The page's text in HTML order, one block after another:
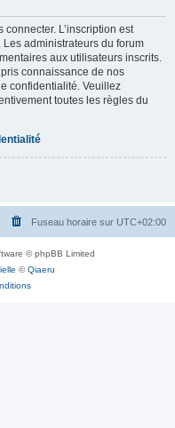
L’inscription est
administrateurs du forum
aux utilisateurs inscrits.
connaissance de nos
confidentialité. Veuillez
toutes les règles du
Fuseau horaire sur UTC+02:00
© phpBB Limited
©Qiaeru